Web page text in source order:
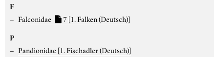
F
Falconidae 7 [1. Falken (Deutsch)]
P
Pandionidae [1. Fischadler (Deutsch)]